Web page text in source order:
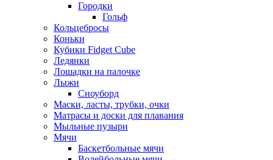
Городки
Гольф
Кольцебросы
Коньки
Кубики Fidget Cube
Ледянки
Лошадки на палочке
Лыжи
Сноуборд
Маски, ласты, трубки, очки
Матрасы и доски для плавания
Мыльные пузыри
Мячи
Баскетбольные мячи